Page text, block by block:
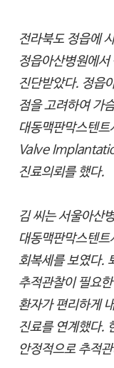
전라북도 정읍에
정읍아산병원에
진단받았다. 정읍
점을 고려하여 가
대동맥판막스텐
Valve
진료의뢰를 했다.
김 씨는 서울아산
대동맥판막스텐
회복세를 보였다.
추적관찰이 필요
환자가 편리하게
진료를 연계했다.
안정적으로 추적